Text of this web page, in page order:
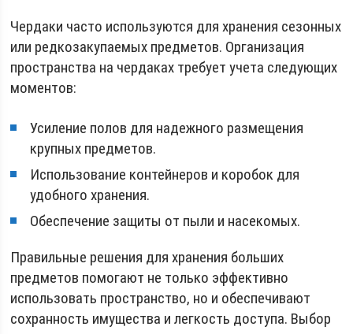
Чердаки часто используются для хранения сезонных
или редкозакупаемых предметов. Организация
пространства на чердаках требует учета следующих
моментов:
Усиление полов для надежного размещения
крупных предметов.
Использование контейнеров и коробок для
удобного хранения.
Обеспечение защиты от пыли и насекомых.
Правильные решения для хранения больших
предметов помогают не только эффективно
использовать пространство, но и обеспечивают
сохранность имущества и легкость доступа. Выбор